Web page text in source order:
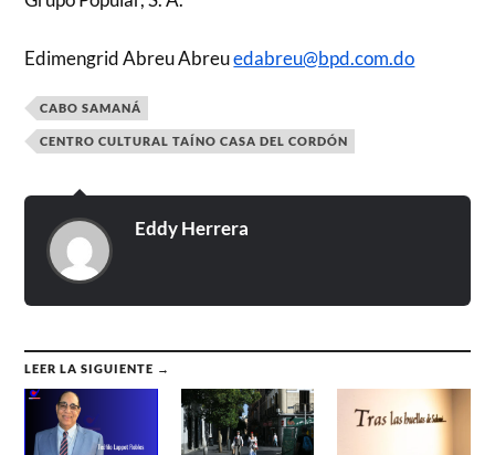
Edimengrid Abreu Abreuedabreu@bpd.com.do
CABO SAMANÁ
CENTRO CULTURAL TAÍNO CASA DEL CORDÓN
Eddy Herrera
LEER LA SIGUIENTE →